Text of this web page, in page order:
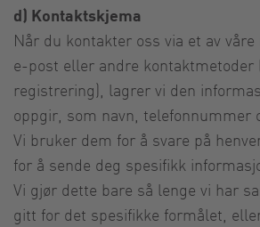
d) Kontaktskjema
Når du kontakter oss via et av
e-post eller andre kontaktmetoder
registrering), lagrer vi den
oppgir, som navn, telefonnummer
Vi bruker dem for å svare på
for å sende deg spesifikk
Vi gjør dette bare så lenge vi har
gitt for det spesifikke formålet,